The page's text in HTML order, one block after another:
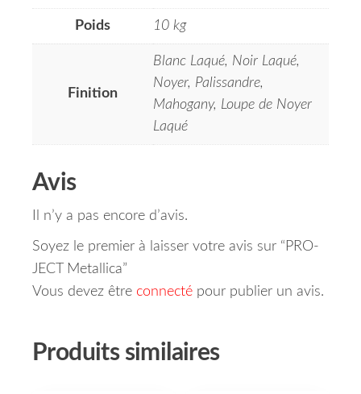
Poids 10 kg
Finition
Blanc Laqué, Noir Laqué,
Noyer, Palissandre,
Mahogany, Loupe de Noyer
Laqué
Avis
Il n’y a pas encore d’avis.
Soyez le premier à laisser votre avis sur “PRO-
JECT Metallica”
Vous devez être connecté pour publier un avis.
Produits similaires